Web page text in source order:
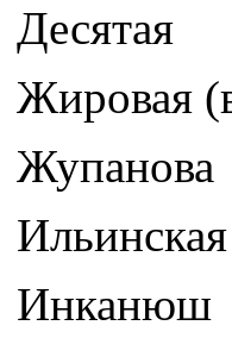
Десятая
Жировая
Жупанова
Ильинская
Инканюш